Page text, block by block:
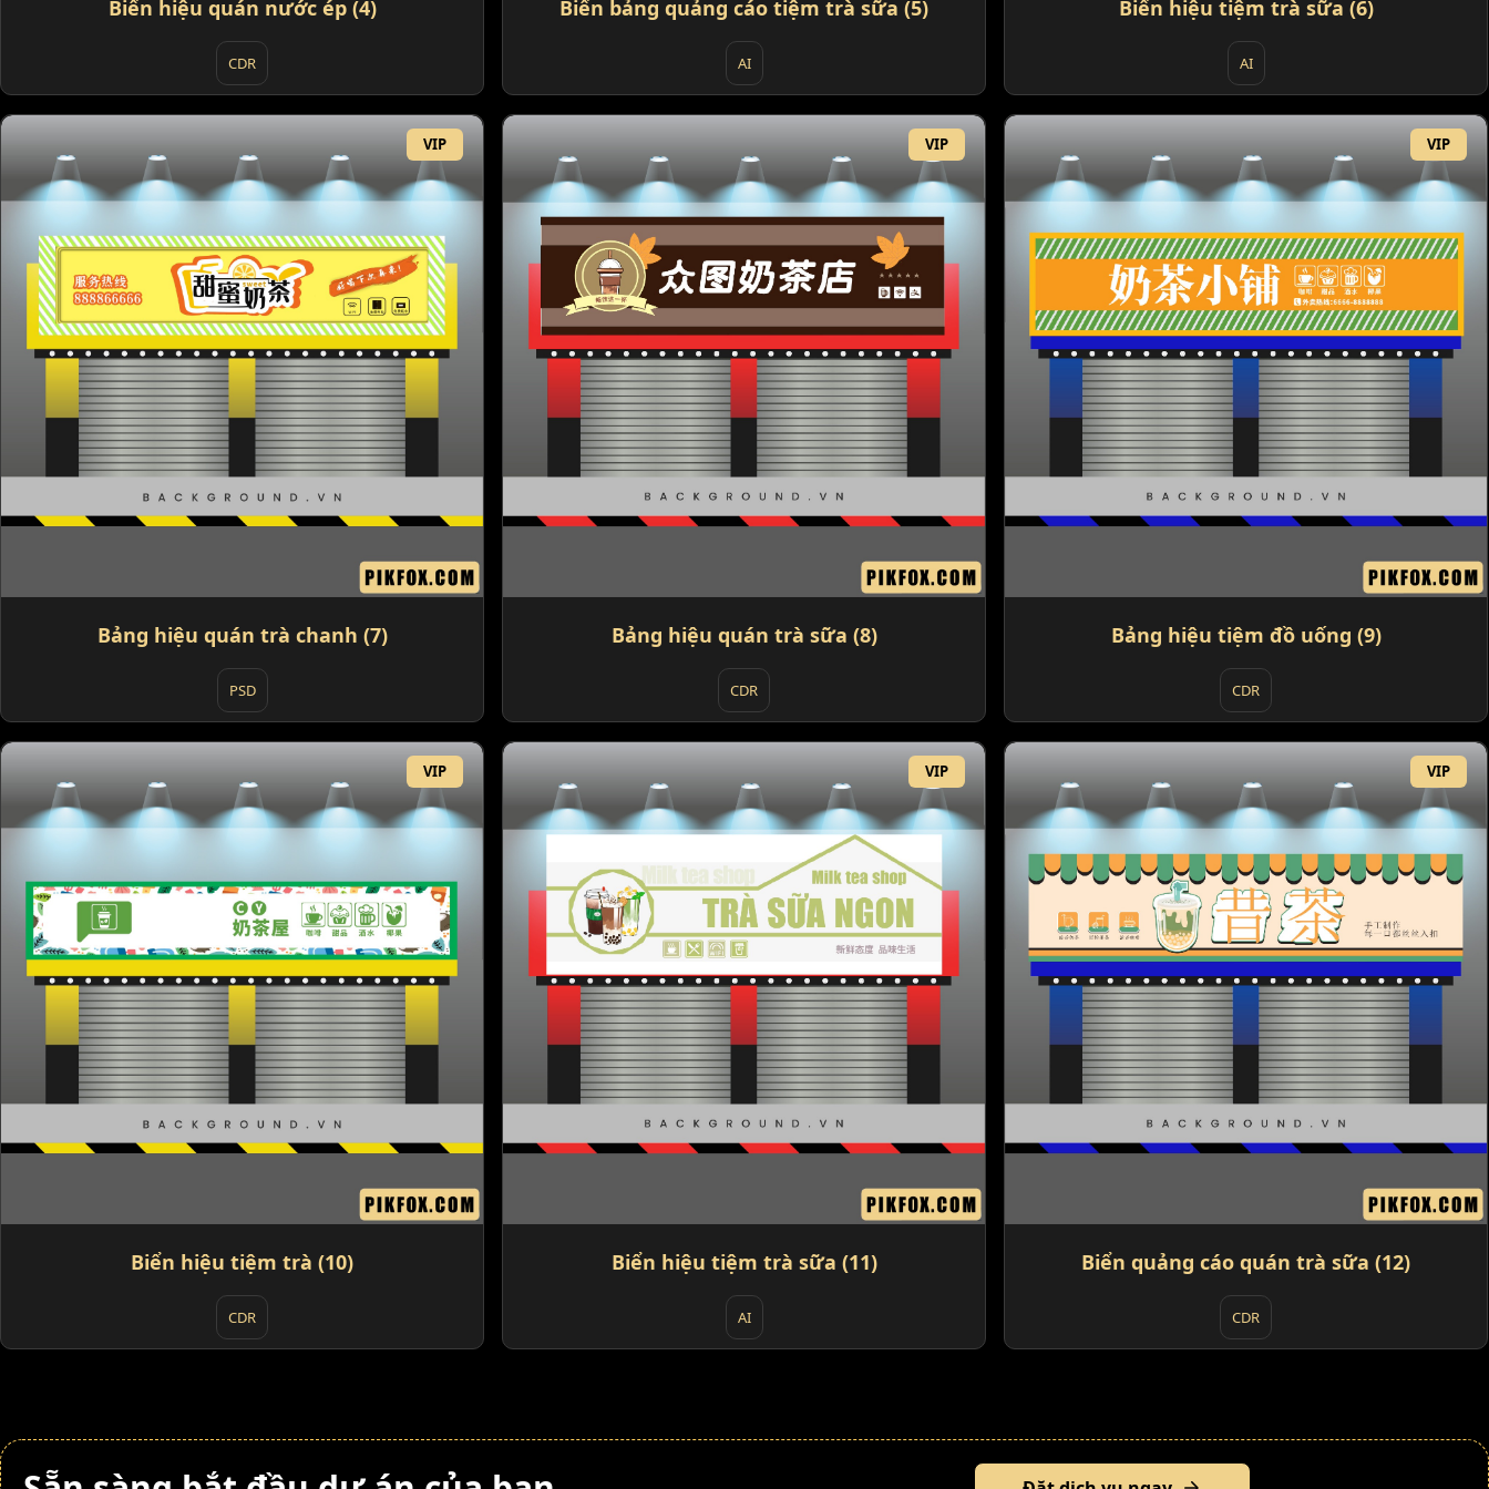
Biển hiệu quán nước ép (4)
CDR
Biển bảng quảng cáo tiệm trà sữa (5)
AI
Biển hiệu tiệm trà sữa (6)
AI
VIP
Bảng hiệu quán trà chanh (7)
PSD
VIP
Bảng hiệu quán trà sữa (8)
CDR
VIP
Bảng hiệu tiệm đồ uống (9)
CDR
VIP
Biển hiệu tiệm trà (10)
CDR
VIP
Biển hiệu tiệm trà sữa (11)
AI
VIP
Biển quảng cáo quán trà sữa (12)
CDR